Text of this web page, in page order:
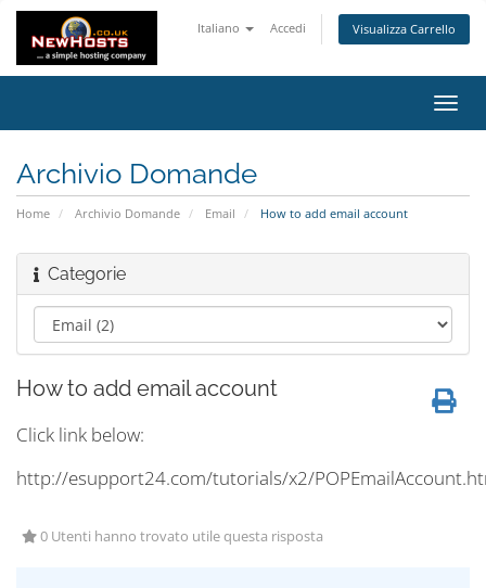
Italiano Accedi Visualizza Carrello
Attiva
Archivio Domande
Home Archivio Domande Email How to add email account
Categorie
How to add email account
Click link below:
http://esupport24.com/tutorials/x2/
0 Utenti hanno trovato utile questa risposta